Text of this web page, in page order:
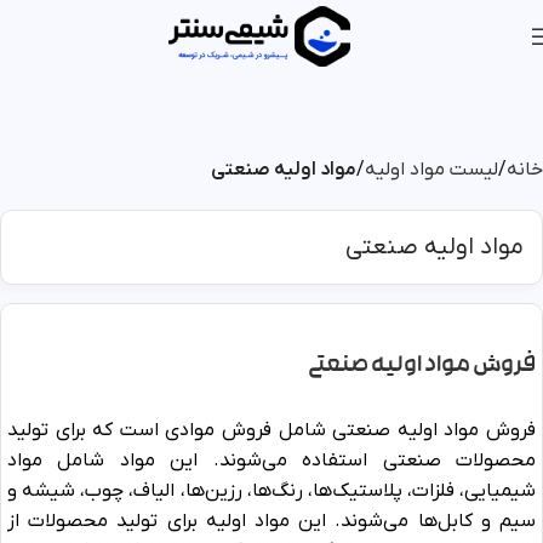
خانه لیست مواد اولیه مواد اولیه صنعتی
مواد اولیه صنعتی
فروش مواد اولیه صنعتی
فروش مواد اولیه صنعتی شامل فروش موادی است که برای تولید
محصولات صنعتی استفاده می‌شوند. این مواد شامل مواد
شیمیایی، فلزات، پلاستیک‌ها، رنگ‌ها، رزین‌ها، الیاف، چوب، شیشه و
سیم و کابل‌ها می‌شوند. این مواد اولیه برای تولید محصولات از